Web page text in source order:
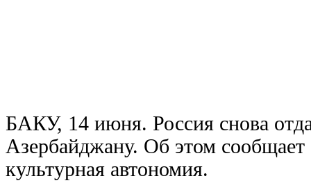
БАКУ, 14 июня. Россия снова
Азербайджану. Об этом сообщает
культурная автономия.